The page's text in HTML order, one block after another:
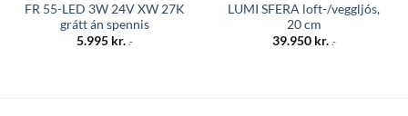
FR 55-LED 3W 24V XW 27K
grátt án spennis
5.995 kr. .-
LUMI SFERA loft-/veggljós,
20 cm
39.950 kr. .-